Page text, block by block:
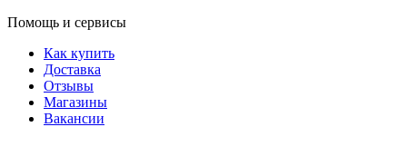
Помощь и сервисы
Как купить
Доставка
Отзывы
Магазины
Вакансии